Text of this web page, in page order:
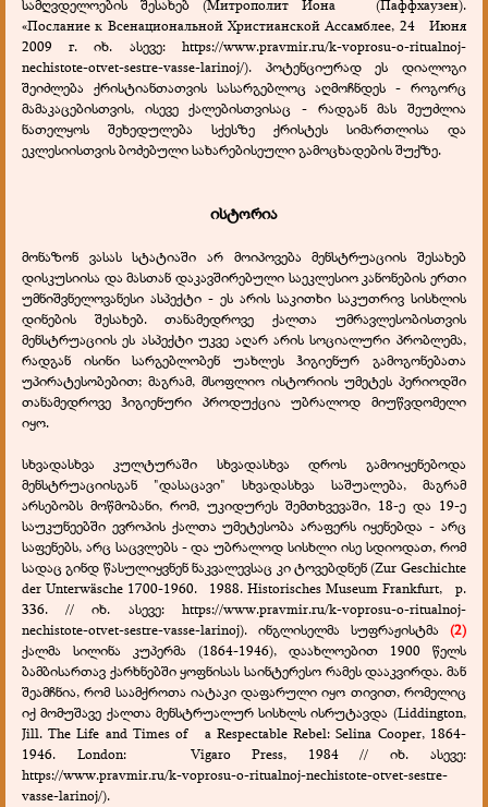
სამღვდელოების შესახებ (Митрополит Иона (Паффхаузен).
«Послание к Всенациональной Христианской Ассамблее, 24 Июня
2009 г. იხ. ასევე: https://www.pravmir.ru/k-voprosu-o-ritualnoj-
nechistote-otvet-sestre-vasse-larinoj/). პოტენციურად ეს დიალოგი
შეიძლება ქრისტიანთათვის სასარგებლოც აღმოჩნდეს - როგორც
მამაკაცებისთვის, ისევე ქალებისთვისაც - რადგან მას შეუძლია
ნათელყოს შეხედულება სქესზე ქრისტეს სიმართლისა და
ეკლესიისთვის ბოძებული სახარებისეული გამოცხადების შუქზე.
ისტორია
მონაზონ ვასას სტატიაში არ მოიპოვება მენსტრუაციის შესახებ
დისკუსიისა და მასთან დაკავშირებული საეკლესიო კანონების ერთი
უმნიშვნელოვანესი ასპექტი - ეს არის საკითხი საკუთრივ სისხლის
დინების შესახებ. თანამედროვე ქალთა უმრავლესობისთვის
მენსტრუაციის ეს ასპექტი უკვე აღარ არის სოციალური პრობლემა,
რადგან ისინი სარგებლობენ უახლეს ჰიგიენურ გამოგონებათა
უპირატესობებით; მაგრამ, მსოფლიო ისტორიის უმეტეს პერიოდში
თანამედროვე ჰიგიენური პროდუქცია უბრალოდ მიუწვდომელი
იყო.
სხვადასხვა კულტურაში სხვადასხვა დროს გამოიყენებოდა
მენსტრუაციისგან "დასაცავი" სხვადასხვა საშუალება, მაგრამ
არსებობს მოწმობანი, რომ, უკიდურეს შემთხვევაში, 18-ე და 19-ე
საუკუნეებში ევროპის ქალთა უმეტესობა არაფერს იყენებდა - არც
საფენებს, არც საცვლებს - და უბრალოდ სისხლი ისე სდიოდათ, რომ
სადაც გინდ წასულიყვნენ ნაკვალევსაც კი ტოვებდნენ (Zur Geschichte
der Unterwäsche 1700-1960. 1988. Historisches Museum Frankfurt, p.
336. // იხ. ასევე: https://www.pravmir.ru/k-voprosu-o-ritualnoj-
nechistote-otvet-sestre-vasse-larinoj). ინგლისელმა სუფრაჟისტმა (2)
ქალმა სილინა კუპერმა (1864-1946), დაახლოებით 1900 წელს
ბამბისართავ ქარხნებში ყოფნისას საინტერესო რამეს დააკვირდა. მან
შეამჩნია, რომ საამქროთა იატაკი დაფარული იყო თივით, რომელიც
იქ მომუშავე ქალთა მენსტრუალურ სისხლს ისრუტავდა (Liddington,
Jill. The Life and Times of a Respectable Rebel: Selina Cooper, 1864-
1946. London: Vigaro Press, 1984 // იხ. ასევე:
https://www.pravmir.ru/k-voprosu-o-ritualnoj-nechistote-otvet-sestre-
vasse-larinoj/).